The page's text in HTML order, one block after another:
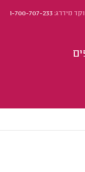
מידרג:1-700-707-233